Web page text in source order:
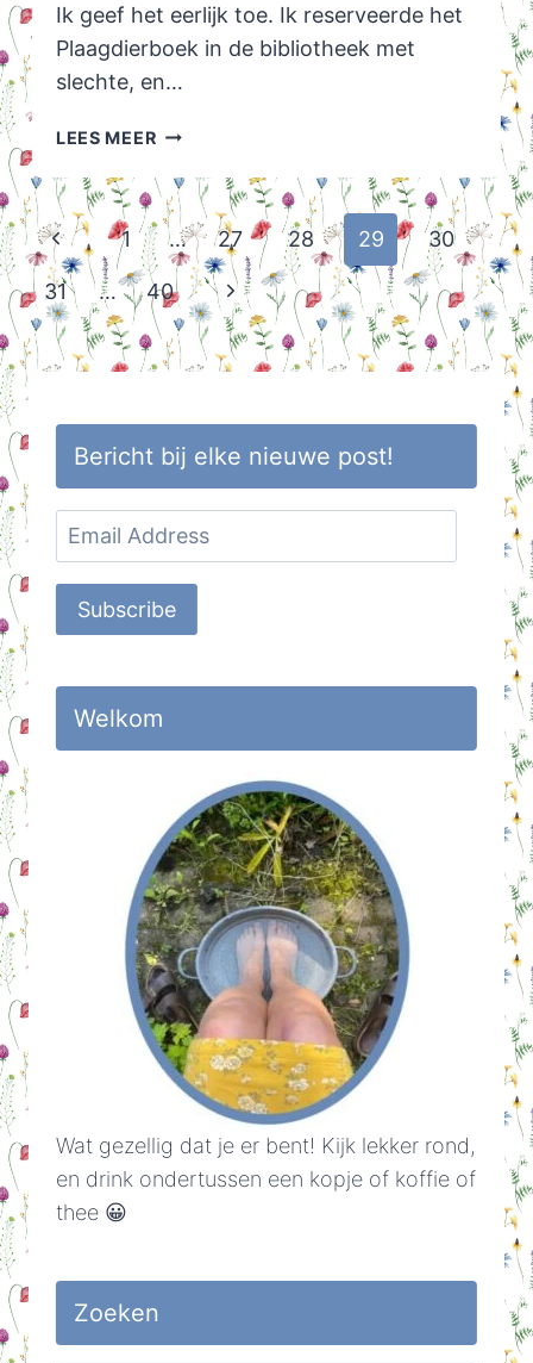
Ik geef het eerlijk toe. Ik reserveerde het
Plaagdierboek in de bibliotheek met
slechte, en…
LEES MEERPLAAGDIEREN,
MUIZEN
IN
HUIS?
Page
navigation
Previous
Page
1 … 27 28 29 30
31 … 40
Next
Page
Bericht bij elke nieuwe post!
Email
Address
Subscribe
Welkom
Wat gezellig dat je er bent! Kijk lekker rond,
en drink ondertussen een kopje of koffie of
thee 😀
Zoeken